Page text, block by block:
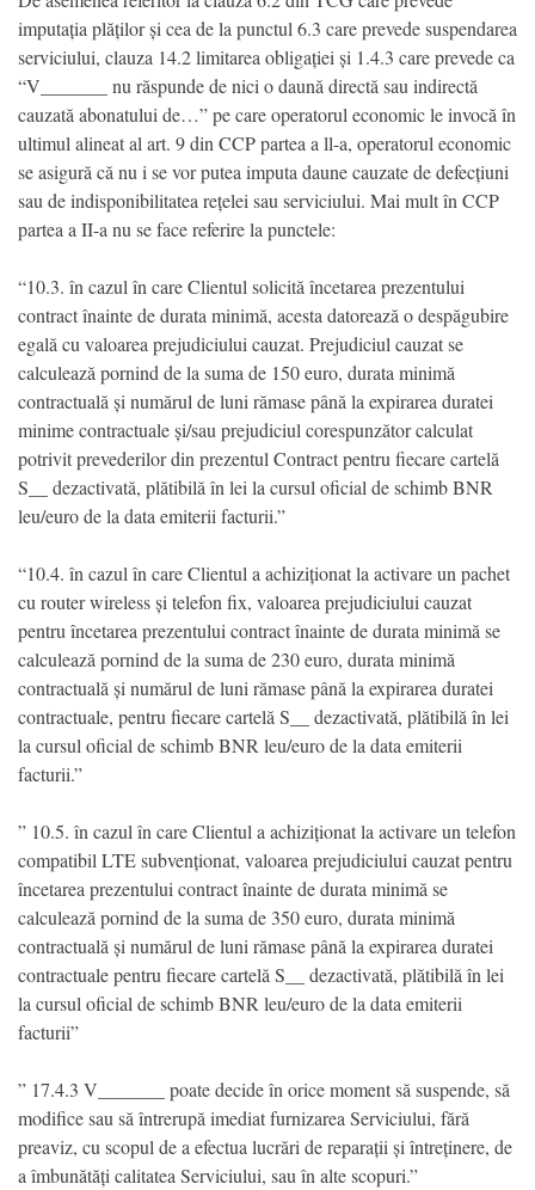
imputația plăților și cea de la punctul 6.3 care prevede suspendarea
serviciului, clauza 14.2 limitarea obligației și 1.4.3 care prevede ca
“V_______ nu răspunde de nici o daună directă sau indirectă
cauzată abonatului de…” pe care operatorul economic le invocă în
ultimul alineat al art. 9 din CCP partea a ll-a, operatorul economic
se asigură că nu i se vor putea imputa daune cauzate de defecțiuni
sau de indisponibilitatea rețelei sau serviciului. Mai mult în CCP
partea a II-a nu se face referire la punctele:
“10.3. în cazul în care Clientul solicită încetarea prezentului
contract înainte de durata minimă, acesta datorează o despăgubire
egală cu valoarea prejudiciului cauzat. Prejudiciul cauzat se
calculează pornind de la suma de 150 euro, durata minimă
contractuală și numărul de luni rămase până la expirarea duratei
minime contractuale și/sau prejudiciul corespunzător calculat
potrivit prevederilor din prezentul Contract pentru fiecare cartelă
S__ dezactivată, plătibilă în lei la cursul oficial de schimb BNR
leu/euro de la data emiterii facturii.”
“10.4. în cazul în care Clientul a achiziționat la activare un pachet
cu router wireless și telefon fix, valoarea prejudiciului cauzat
pentru încetarea prezentului contract înainte de durata minimă se
calculează pornind de la suma de 230 euro, durata minimă
contractuală și numărul de luni rămase până la expirarea duratei
contractuale, pentru fiecare cartelă S__ dezactivată, plătibilă în lei
la cursul oficial de schimb BNR leu/euro de la data emiterii
facturii.”
” 10.5. în cazul în care Clientul a achiziționat la activare un telefon
compatibil LTE subvenționat, valoarea prejudiciului cauzat pentru
încetarea prezentului contract înainte de durata minimă se
calculează pornind de la suma de 350 euro, durata minimă
contractuală și numărul de luni rămase până la expirarea duratei
contractuale pentru fiecare cartelă S__ dezactivată, plătibilă în lei
la cursul oficial de schimb BNR leu/euro de la data emiterii
facturii”
” 17.4.3 V_______ poate decide în orice moment să suspende, să
modifice sau să întrerupă imediat furnizarea Serviciului, fără
preaviz, cu scopul de a efectua lucrări de reparații și întreținere, de
a îmbunătăți calitatea Serviciului, sau în alte scopuri.”